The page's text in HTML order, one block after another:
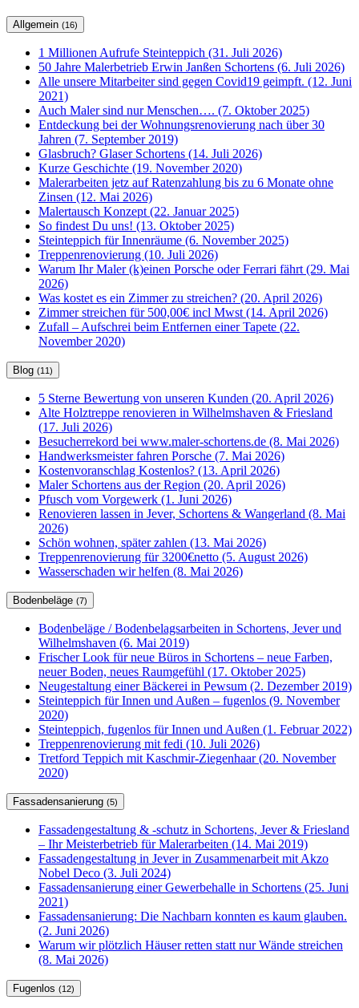
Allgemein (16)
1 Millionen Aufrufe Steinteppich (31. Juli 2026)
50 Jahre Malerbetrieb Erwin Janßen Schortens (6. Juli 2026)
Alle unsere Mitarbeiter sind gegen Covid19 geimpft. (12. Juni
2021)
Auch Maler sind nur Menschen…. (7. Oktober 2025)
Entdeckung bei der Wohnungsrenovierung nach über 30
Jahren (7. September 2019)
Glasbruch? Glaser Schortens (14. Juli 2026)
Kurze Geschichte (19. November 2020)
Malerarbeiten jetz auf Ratenzahlung bis zu 6 Monate ohne
Zinsen (12. Mai 2026)
Malertausch Konzept (22. Januar 2025)
So findest Du uns! (13. Oktober 2025)
Steinteppich für Innenräume (6. November 2025)
Treppenrenovierung (10. Juli 2026)
Warum Ihr Maler (k)einen Porsche oder Ferrari fährt (29. Mai
2026)
Was kostet es ein Zimmer zu streichen? (20. April 2026)
Zimmer streichen für 500,00€ incl Mwst (14. April 2026)
Zufall – Aufschrei beim Entfernen einer Tapete (22.
November 2020)
Blog (11)
5 Sterne Bewertung von unseren Kunden (20. April 2026)
Alte Holztreppe renovieren in Wilhelmshaven & Friesland
(17. Juli 2026)
Besucherrekord bei www.maler-schortens.de (8. Mai 2026)
Handwerksmeister fahren Porsche (7. Mai 2026)
Kostenvoranschlag Kostenlos? (13. April 2026)
Maler Schortens aus der Region (20. April 2026)
Pfusch vom Vorgewerk (1. Juni 2026)
Renovieren lassen in Jever, Schortens & Wangerland (8. Mai
2026)
Schön wohnen, später zahlen (13. Mai 2026)
Treppenrenovierung für 3200€netto (5. August 2026)
Wasserschaden wir helfen (8. Mai 2026)
Bodenbeläge (7)
Bodenbeläge / Bodenbelagsarbeiten in Schortens, Jever und
Wilhelmshaven (6. Mai 2019)
Frischer Look für neue Büros in Schortens – neue Farben,
neuer Boden, neues Raumgefühl (17. Oktober 2025)
Neugestaltung einer Bäckerei in Pewsum (2. Dezember 2019)
Steinteppich für Innen und Außen – fugenlos (9. November
2020)
Steinteppich, fugenlos für Innen und Außen (1. Februar 2022)
Treppenrenovierung mit fedi (10. Juli 2026)
Tretford Teppich mit Kaschmir-Ziegenhaar (20. November
2020)
Fassadensanierung (5)
Fassadengestaltung & -schutz in Schortens, Jever & Friesland
– Ihr Meisterbetrieb für Malerarbeiten (14. Mai 2019)
Fassadengestaltung in Jever in Zusammenarbeit mit Akzo
Nobel Deco (3. Juli 2024)
Fassadensanierung einer Gewerbehalle in Schortens (25. Juni
2021)
Fassadensanierung: Die Nachbarn konnten es kaum glauben.
(2. Juni 2026)
Warum wir plötzlich Häuser retten statt nur Wände streichen
(8. Mai 2026)
Fugenlos (12)